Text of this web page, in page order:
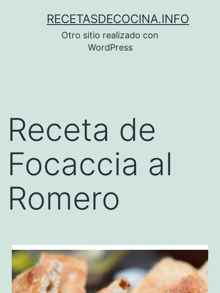
RECETASDECOCINA.INFO
Otro sitio realizado con
WordPress
Receta de
Focaccia al
Romero